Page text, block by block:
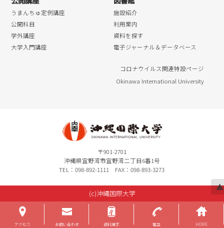
▲
うまんちゅ定例講座
公開科目
学外講座
大学入門講座
施設紹介
利用案内
資料を探す
電子ジャーナル＆データベース
コロナウイルス関連特設ページ
Okinawa International University
〒901-2701
沖縄県宜野湾市宜野湾二丁目6番1号
TEL：098-892-1111 FAX：098-893-3273
(c)沖縄国際大学
アクセス お問い合わせ 資料請求 電話 HOME